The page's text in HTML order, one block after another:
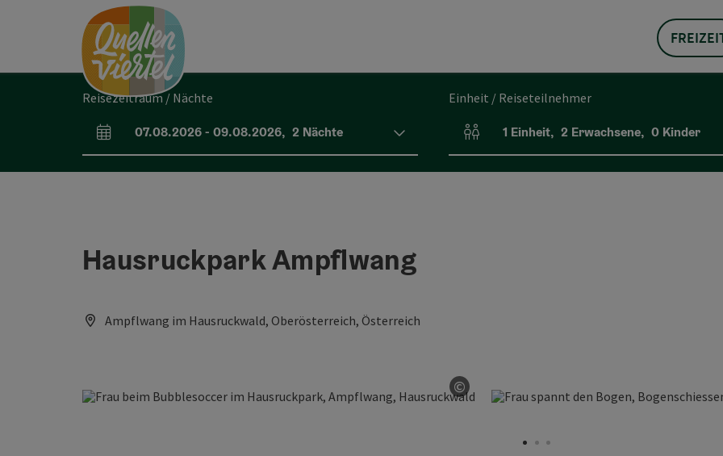
Zum InhaltAccesskey
[0]
Zur NavigationAccesskey
Zum Seitenanfang Accesskey
Reisezeitraum / Nächte
An- und Abreisefelder
07.08.2026- 09.08.2026, 2 Nächte
Einheit / Reiseteilnehmer
Einheitenanzahl und Personenfelder
1 Einheit, 2 Erwachsene, 0 Kinder
Hausruckpark Ampflwang
Ampflwang im Hausruckwald, Oberösterreich, Österreich
©
Copyright öffnen